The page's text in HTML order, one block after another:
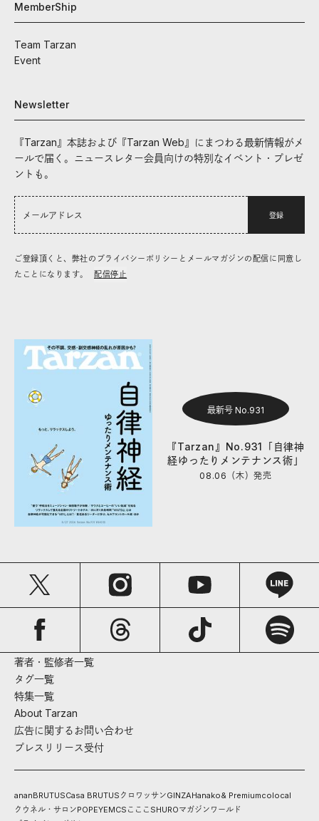
MemberShip
Team Tarzan
Event
Newsletter
『Tarzan』本誌および『Tarzan Web』にまつわる最新情報がメ
ールで届く。ニュースレター会員向けの特別なイベント・プレゼ
ントも。
登録
ご登録頂くと、弊社のプライバシーポリシーとメールマガジンの配信に同意し
たことになります。
配信停止
最新号 No.931
『Tarzan』No.931「自律神
経ゆったりメンテナンス術」
08.06（木）発売
著者・監修者一覧
タグ一覧
特集一覧
About Tarzan
広告に関するお問い合わせ
プレスリリース受付
ananBRUTUSCasa BRUTUS クロワッサンGINZAHanako& Premiumcolocal
クウネル・サロンPOPEYEMCS こここ SHUROマガジンワールド